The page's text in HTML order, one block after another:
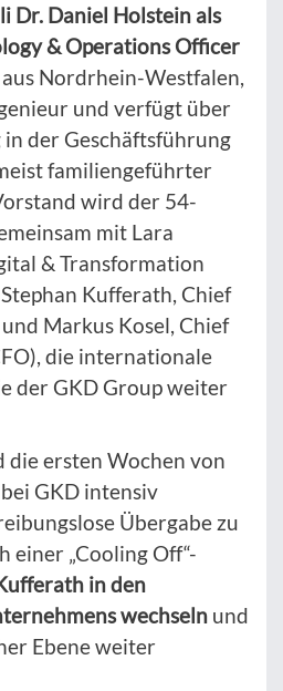
Dr. Daniel Holstein als
& Operations Officer
aus Nordrhein-Westfalen,
und verfügt über
der Geschäftsführung
familiengeführter
wird der 54-
mit Lara
& Transformation
Kufferath, Chief
Markus Kosel, Chief
die internationale
der GKD Group weiter
ersten Wochen von
GKD intensiv
Übergabe zu
einer „Cooling Off“-
in den
wechseln und
Ebene weiter